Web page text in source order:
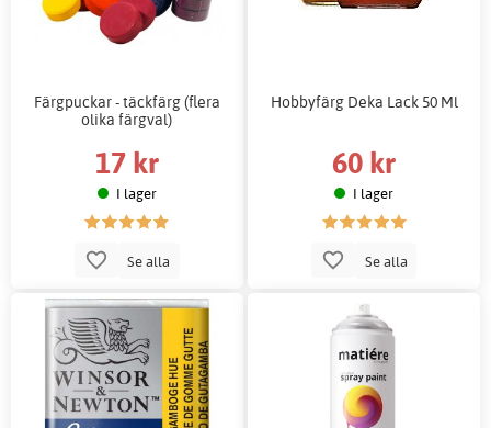
Färgpuckar - täckfärg (flera
olika färgval)
17 kr
I lager
Se alla
Hobbyfärg Deka Lack 50 Ml
60 kr
I lager
Se alla